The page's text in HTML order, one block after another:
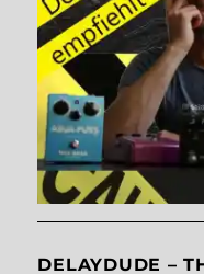
DELAYDUDE –